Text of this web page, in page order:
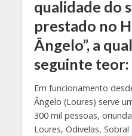
qualidade do
prestado no
Ângelo”, a
seguinte teor:
Em funcionamento
Ângelo (Loures) serve
300 mil pessoas,
Loures, Odivelas,